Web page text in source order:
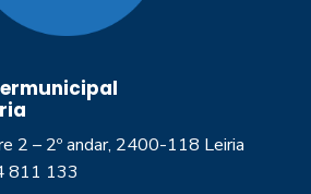
2 – 2º andar, 2400-118 Leiria
811 133